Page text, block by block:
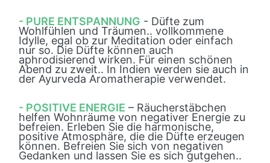
- PURE ENTSPANNUNG - Düfte zum
Wohlfühlen und Träumen.. vollkommene
Idylle, egal ob zur Meditation oder einfach
nur so. Die Düfte können auch
aphrodisierend wirken. Für einen schönen
Abend zu zweit.. In Indien werden sie auch in
der Ayurveda Aromatherapie verwendet.
- POSITIVE ENERGIE – Räucherstäbchen
helfen Wohnräume von negativer Energie zu
befreien. Erleben Sie die harmonische,
positive Atmosphäre, die die Düfte erzeugen
können. Befreien Sie sich von negativen
Gedanken und lassen Sie es sich gutgehen..